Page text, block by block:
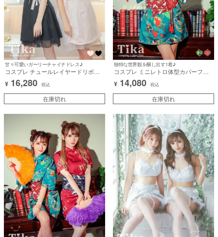
甘々可愛いガーリーチャイナドレス♪
コスプレ チュールレイヤードリボン
ラブリー体型カバーフレアスカートガ
ーリーツインチャイナ服 [6点セット]
(ワンピース/首元リボン/肩リボン2つ/
ウエストリボン2つ)【ハロウィン】
[tk-hw6557]
¥ 16,280 税込
在庫切れ
独特な世界観を醸し出す1着♪
コスプレ ミニレトロ体型カバーフレ
アスカートチャイナ服 [3点セット] (ワ
ンピース/帯/腰紐)【ハロウィン】[tk-
hwz327b]
¥ 14,080 税込
在庫切れ